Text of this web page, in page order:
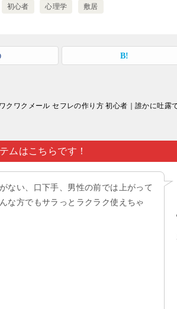
初心者 心理学 敷居
ムはこちらです！
ない、口下手、男性の前では上がって
な方でもサラっとラクラク使えちゃ